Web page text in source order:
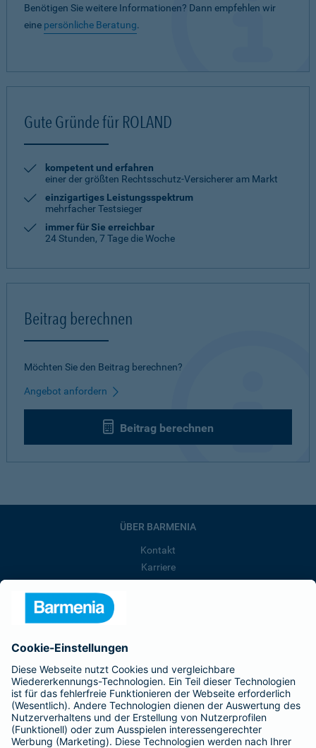
Benötigen Sie weitere Informationen? Dann empfehlen wir
eine persönliche Beratung.
Gute Gründe für ROLAND
kompetent und erfahren
einer der größten Rechtsschutz-Versicherer am Markt
einzigartiges Leistungsspektrum
mehrfacher Testsieger
immer für Sie erreichbar
24 Stunden, 7 Tage die Woche
Beitrag berechnen
Möchten Sie den Beitrag berechnen?
Angebot anfordern
Beitrag berechnen
ÜBER BARMENIA
Kontakt
Karriere
Barmenia ist Teil der BarmeniaGothaer
BELIEBTE SEITEN
Kranken-Zusatzversicherung
Tierversicherungen
Haftpflichtversicherung